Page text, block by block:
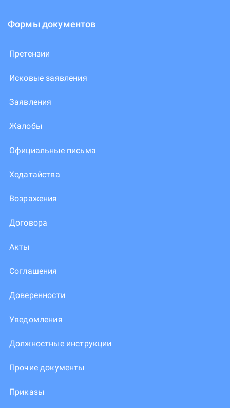
Формы документов
Претензии
Исковые заявления
Заявления
Жалобы
Официальные письма
Ходатайства
Возражения
Договора
Акты
Соглашения
Доверенности
Уведомления
Должностные инструкции
Прочие документы
Приказы